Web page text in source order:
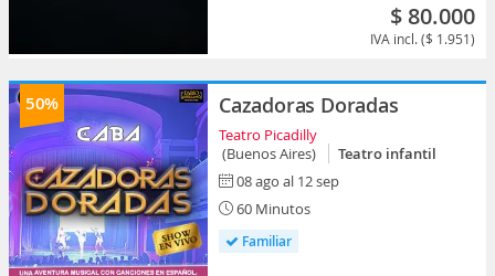
$ 80.000
IVA incl. ($ 1.951)
50% Cazadoras Doradas
Teatro Picadilly
(Buenos Aires)
Teatro infantil
08 ago al 12 sep
60 Minutos
Familiar